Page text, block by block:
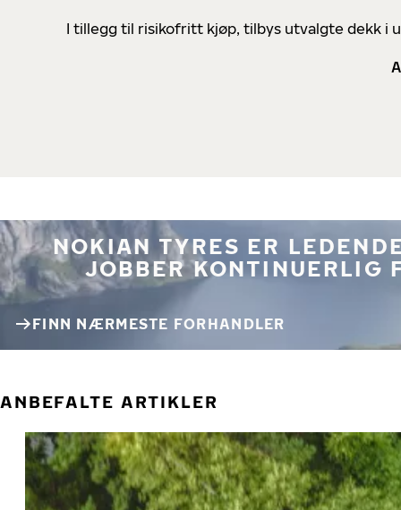
I tillegg til risikofritt kjøp, tilbys utvalgte dekk i
NOKIAN TYRES ER
JOBBER KONTINUERLIG
FINN NÆRMESTE FORHANDLER
ANBEFALTE ARTIKLER